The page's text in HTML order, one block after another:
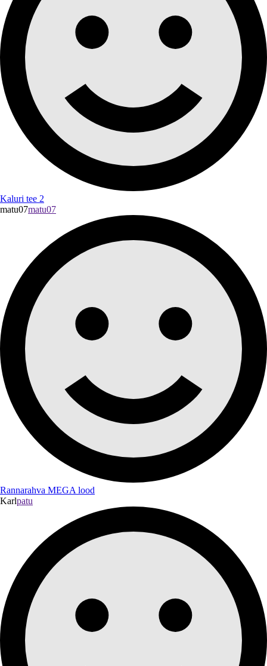
Kaluri tee 2
matu07matu07
Rannarahva MEGA lood
Karlpatu